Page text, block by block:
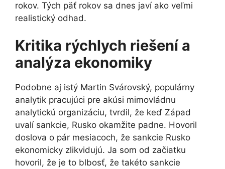
rokov. Tých päť rokov sa dnes javí ako veľmi
realistický odhad.
Kritika rýchlych riešení a
analýza ekonomiky
Podobne aj istý Martin Svárovský, populárny
analytik pracujúci pre akúsi mimovládnu
analytickú organizáciu, tvrdil, že keď Západ
uvalí sankcie, Rusko okamžite padne. Hovoril
doslova o pár mesiacoch, že sankcie Rusko
ekonomicky zlikvidujú. Ja som od začiatku
hovoril, že je to blbosť, že takéto sankcie